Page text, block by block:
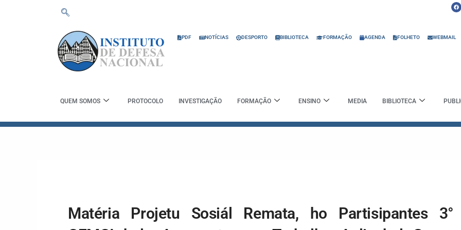
F
a
c
k
PDF NOTÍCIAS DESPORTO BIBLIOTECA FORMAÇÃO AGENDA FOLHETO WEBMAIL
QUEM SOMOS PROTOCOLO INVESTIGAÇÃO FORMAÇÃO ENSINO MEDIA BIBLIOTECA
Matéria Projetu Sosiál Remata, ho Partisipantes 3°